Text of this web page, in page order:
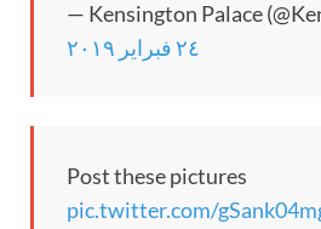
— Kensington Palace
٢٤ فبراير ٢٠١٩
Post these pictures
pic.twitter.com/